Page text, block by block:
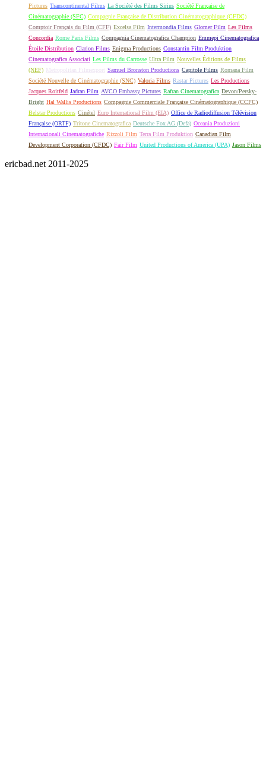
Pictures Transcontinental Films La Société des Films Sirius Société Française de
Cinématographie (SFC) Compagnie Française de Distribution Cinématographique (CFDC)
Comptoir Français du Film (CFF) Excelsa Film Intermondia Films Glomer Film Les Films
Concordia Rome Paris Films Compagnia Cinematografica Champion Emmepi Cinematografica
Étoile Distribution Clarion Films Enigma Productions Constantin Film Produktion
Cinematografica Associati Les Films du Carrosse Ultra Film Nouvelles Éditions de Films
(NEF) Metropolitan Filmexport Samuel Bronston Productions Capitole Films Romana Film
Société Nouvelle de Cinématographie (SNC) Valoria Films Rastar Pictures Les Productions
Jacques Roitfeld Jadran Film AVCO Embassy Pictures Rafran Cinematografica Devon/Persky-
Bright Hal Wallis Productions Compagnie Commerciale Française Cinématographique (CCFC)
Belstar Productions Cinétel Euro International Film (EIA) Office de Radiodiffusion Télévision
Française (ORTF) Tritone Cinematografica Deutsche Fox AG (Defa) Oceania Produzioni
Internazionali Cinematografiche Rizzoli Film Terra Film Produktion Canadian Film
Development Corporation (CFDC) Fair Film United Productions of America (UPA) Jason Films
ericbad.net 2011-2025